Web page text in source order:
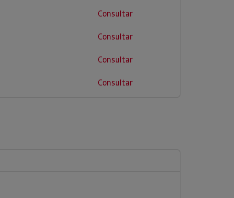
Consultar
Consultar
Consultar
Consultar